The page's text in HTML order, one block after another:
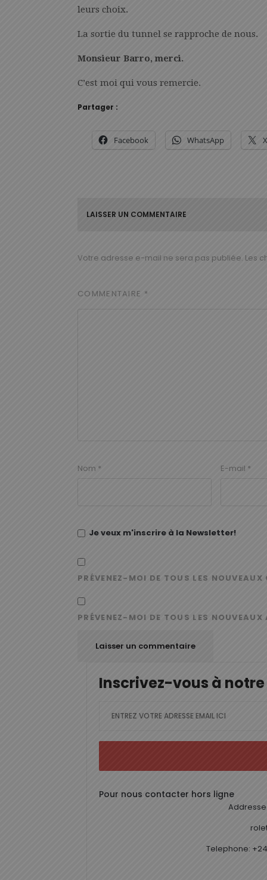
leurs choix.
La sortie du tunnel se rapproche de nous.
Monsieur Barro, merci.
C’est moi qui vous remercie.
Partager :
Facebook WhatsApp X
LAISSER UN COMMENTAIRE
Votre adresse e-mail ne sera pas publiée. Les
COMMENTAIRE *
Nom * E-mail *
Je veux m'inscrire à la Newsletter!
PRÉVENEZ-MOI DE TOUS LES
PRÉVENEZ-MOI DE TOUS LES
Inscrivez-vous à
Pour nous contacter hors ligne
Telephone: